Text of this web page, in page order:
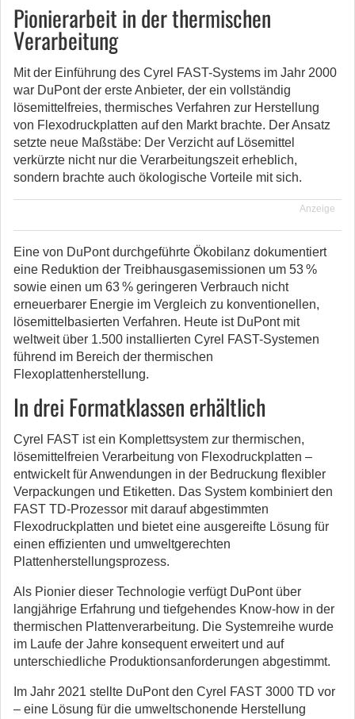
Pionierarbeit in der thermischen
Verarbeitung
Mit der Einführung des Cyrel FAST-Systems im Jahr 2000
war DuPont der erste Anbieter, der ein vollständig
lösemittelfreies, thermisches Verfahren zur Herstellung
von Flexodruckplatten auf den Markt brachte. Der Ansatz
setzte neue Maßstäbe: Der Verzicht auf Lösemittel
verkürzte nicht nur die Verarbeitungszeit erheblich,
sondern brachte auch ökologische Vorteile mit sich.
Anzeige
Eine von DuPont durchgeführte Ökobilanz dokumentiert
eine Reduktion der Treibhausgasemissionen um 53 %
sowie einen um 63 % geringeren Verbrauch nicht
erneuerbarer Energie im Vergleich zu konventionellen,
lösemittelbasierten Verfahren. Heute ist DuPont mit
weltweit über 1.500 installierten Cyrel FAST-Systemen
führend im Bereich der thermischen
Flexoplattenherstellung.
In drei Formatklassen erhältlich
Cyrel FAST ist ein Komplettsystem zur thermischen,
lösemittelfreien Verarbeitung von Flexodruckplatten –
entwickelt für Anwendungen in der Bedruckung flexibler
Verpackungen und Etiketten. Das System kombiniert den
FAST TD-Prozessor mit darauf abgestimmten
Flexodruckplatten und bietet eine ausgereifte Lösung für
einen effizienten und umweltgerechten
Plattenherstellungsprozess.
Als Pionier dieser Technologie verfügt DuPont über
langjährige Erfahrung und tiefgehendes Know-how in der
thermischen Plattenverarbeitung. Die Systemreihe wurde
im Laufe der Jahre konsequent erweitert und auf
unterschiedliche Produktionsanforderungen abgestimmt.
Im Jahr 2021 stellte DuPont den Cyrel FAST 3000 TD vor
– eine Lösung für die umweltschonende Herstellung